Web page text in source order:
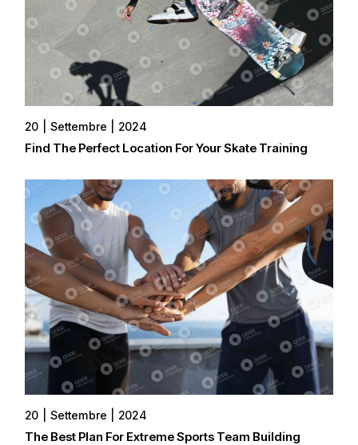
20 Settembre 2024
Find The Perfect Location For Your Skate Training
20 Settembre 2024
The Best Plan For Extreme Sports Team Building